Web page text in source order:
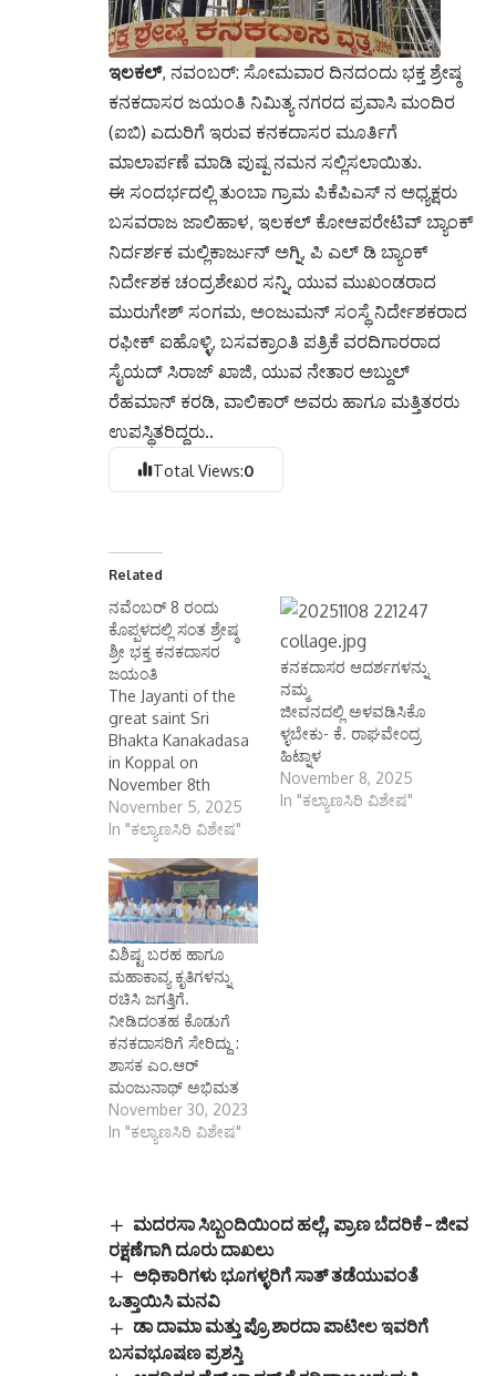
ಇಲಕಲ್, ನವಂಬರ್: ಸೋಮವಾರ ದಿನದಂದು ಭಕ್ತ ಶ್ರೇಷ್ಠ
ಕನಕದಾಸರ ಜಯಂತಿ ನಿಮಿತ್ಯ ನಗರದ ಪ್ರವಾಸಿ ಮಂದಿರ
(ಐಬಿ) ಎದುರಿಗೆ ಇರುವ ಕನಕದಾಸರ ಮೂರ್ತಿಗೆ
ಮಾಲಾರ್ಪಣೆ ಮಾಡಿ ಪುಷ್ಪ ನಮನ ಸಲ್ಲಿಸಲಾಯಿತು.
ಈ ಸಂದರ್ಭದಲ್ಲಿ ತುಂಬಾ ಗ್ರಾಮ ಪಿಕೆಪಿಎಸ್ ನ ಅಧ್ಯಕ್ಷರು
ಬಸವರಾಜ ಜಾಲಿಹಾಳ, ಇಲಕಲ್ ಕೋಆಪರೇಟಿವ್ ಬ್ಯಾಂಕ್
ನಿರ್ದರ್ಶಕ ಮಲ್ಲಿಕಾರ್ಜುನ್ ಅಗ್ನಿ, ಪಿ ಎಲ್ ಡಿ ಬ್ಯಾಂಕ್
ನಿರ್ದೇಶಕ ಚಂದ್ರಶೇಖರ ಸನ್ನಿ, ಯುವ ಮುಖಂಡರಾದ
ಮುರುಗೇಶ್ ಸಂಗಮ, ಅಂಜುಮನ್ ಸಂಸ್ಥೆ ನಿರ್ದೇಶಕರಾದ
ರಫೀಕ್ ಐಹೊಳ್ಳಿ, ಬಸವಕ್ರಾಂತಿ ಪತ್ರಿಕೆ ವರದಿಗಾರರಾದ
ಸೈಯದ್ ಸಿರಾಜ್ ಖಾಜಿ, ಯುವ ನೇತಾರ ಅಬ್ದುಲ್
ರೆಹಮಾನ್ ಕರಡಿ, ವಾಲಿಕಾರ್ ಅವರು ಹಾಗೂ ಮತ್ತಿತರರು
ಉಪಸ್ಥಿತರಿದ್ದರು..
Total Views:0
Related
ನವೆಂಬರ್ 8 ರಂದು
ಕೊಪ್ಪಳದಲ್ಲಿ ಸಂತ ಶ್ರೇಷ್ಠ
ಶ್ರೀ ಭಕ್ತ ಕನಕದಾಸರ
ಜಯಂತಿ
The Jayanti of the
great saint Sri
Bhakta Kanakadasa
in Koppal on
November 8th
ನವೆಂಬರ್ 8 ರಂದು
ಕೊಪ್ಪಳದಲ್ಲಿ ಸಂತ ಶ್ರೇಷ್ಠ
ಜಯಂತಿ ಕೊಪ್ಪಳ
ನವೆಂಬರ್ 05 (ಕರ್ನಾಟಕ
ವಾರ್ತೆ): ಜಿಲ್ಲಾಡಳಿತ, ಕನ್ನಡ
ಮತ್ತು ಸಂಸ್ಕೃತಿ ಇಲಾಖೆ
ಹಾಗೂ ನಗರಸಭೆ ಕೊಪ್ಪಳ
ಇವರ ಸಂಯುಕ್ತಾಶ್ರಯದಲ್ಲಿ
ಸಂತ ಶ್ರೇಷ್ಠ ಭಕ್ತ
ಕನಕದಾಸರ ಜಯಂತಿ
ಕಾರ್ಯಕ್ರಮವನ್ನು
ನವೆಂಬರ್ 8 ರಂದು ಬೆಳಿಗ್ಗೆ
11…
November 5, 2025
In "ಕಲ್ಯಾಣಸಿರಿ ವಿಶೇಷ"
ಕನಕದಾಸರ ಆದರ್ಶಗಳನ್ನು
ನಮ್ಮ
ಜೀವನದಲ್ಲಿ ಅಳವಡಿಸಿಕೊ
ಳ್ಳಬೇಕು- ಕೆ. ರಾಘವೇಂದ್ರ
ಹಿಟ್ನಾಳ
November 8, 2025
In "ಕಲ್ಯಾಣಸಿರಿ ವಿಶೇಷ"
ವಿಶಿಷ್ಟ ಬರಹ ಹಾಗೂ
ಮಹಾಕಾವ್ಯ ಕೃತಿಗಳನ್ನು
ರಚಿಸಿ ಜಗತ್ತಿಗೆ.
ನೀಡಿದಂತಹ ಕೊಡುಗೆ
ಕನಕದಾಸರಿಗೆ ಸೇರಿದ್ದು :
ಶಾಸಕ ಎಂ.ಆರ್
ಮಂಜುನಾಥ್ ಅಭಿಮತ
November 30, 2023
In "ಕಲ್ಯಾಣಸಿರಿ ವಿಶೇಷ"
ಮದರಸಾ ಸಿಬ್ಬಂದಿಯಿಂದ ಹಲ್ಲೆ, ಪ್ರಾಣ ಬೆದರಿಕೆ – ಜೀವ
ರಕ್ಷಣೆಗಾಗಿ ದೂರು ದಾಖಲು
ಅಧಿಕಾರಿಗಳು ಭೂಗಳ್ಳರಿಗೆ ಸಾತ್ ತಡೆಯುವಂತೆ
ಒತ್ತಾಯಿಸಿ ಮನವಿ
ಡಾ ದಾಮಾ ಮತ್ತು ಪ್ರೊ ಶಾರದಾ ಪಾಟೀಲ ಇವರಿಗೆ
ಬಸವಭೂಷಣ ಪ್ರಶಸ್ತಿ